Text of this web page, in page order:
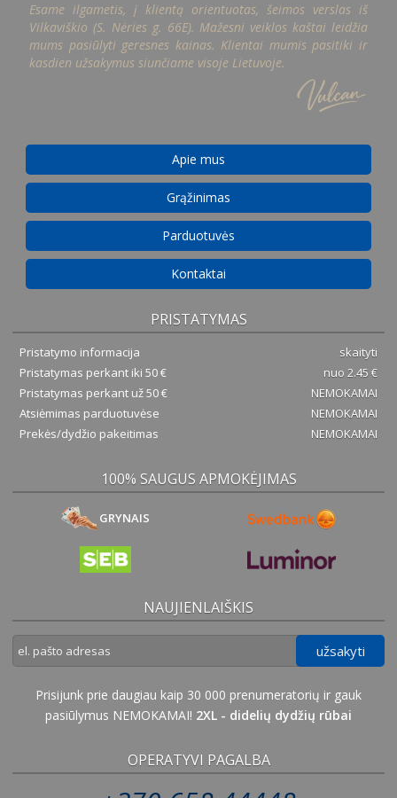
Esame ilgametis, į klientą orientuotas, šeimos verslas iš
Vilkaviškio (S. Nėries g. 66E). Mažesni veiklos kaštai leidžia
mums pasiūlyti geresnes kainas. Klientai mumis pasitiki ir
kasdien užsakymus siunčiame visoje Lietuvoje.
Apie mus
Grąžinimas
Parduotuvės
Kontaktai
PRISTATYMAS
Pristatymo informacija
skaityti
Pristatymas perkant iki 50 €
nuo 2.45 €
Pristatymas perkant už 50 €
NEMOKAMAI
Atsiėmimas parduotuvėse
NEMOKAMAI
Prekės/dydžio pakeitimas
NEMOKAMAI
100% SAUGUS APMOKĖJIMAS
GRYNAIS
NAUJIENLAIŠKIS
užsakyti
Prisijunk prie daugiau kaip 30 000 prenumeratorių ir gauk
pasiūlymus NEMOKAMAI! 2XL - didelių dydžių rūbai
OPERATYVI PAGALBA